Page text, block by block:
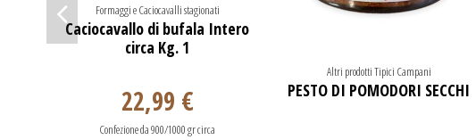
Formaggi e Caciocavalli stagionati
Caciocavallo di bufala Intero
circa Kg. 1
22,99 €
Confezione da 900/1000 gr circa
Altri prodotti Tipici Campani
PESTO DI POMODORI SECCHI